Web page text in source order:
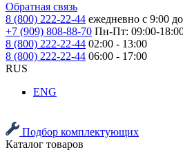
Обратная связь
8 (800) 222-22-44 ежедневно с 9:00
+7 (909) 808-88-70 Пн-Пт: 09:00-
8 (800) 222-22-44 02:00 - 13:00
8 (800) 222-22-44 06:00 - 17:00
RUS
ENG
Подбор комплектующих
Каталог товаров